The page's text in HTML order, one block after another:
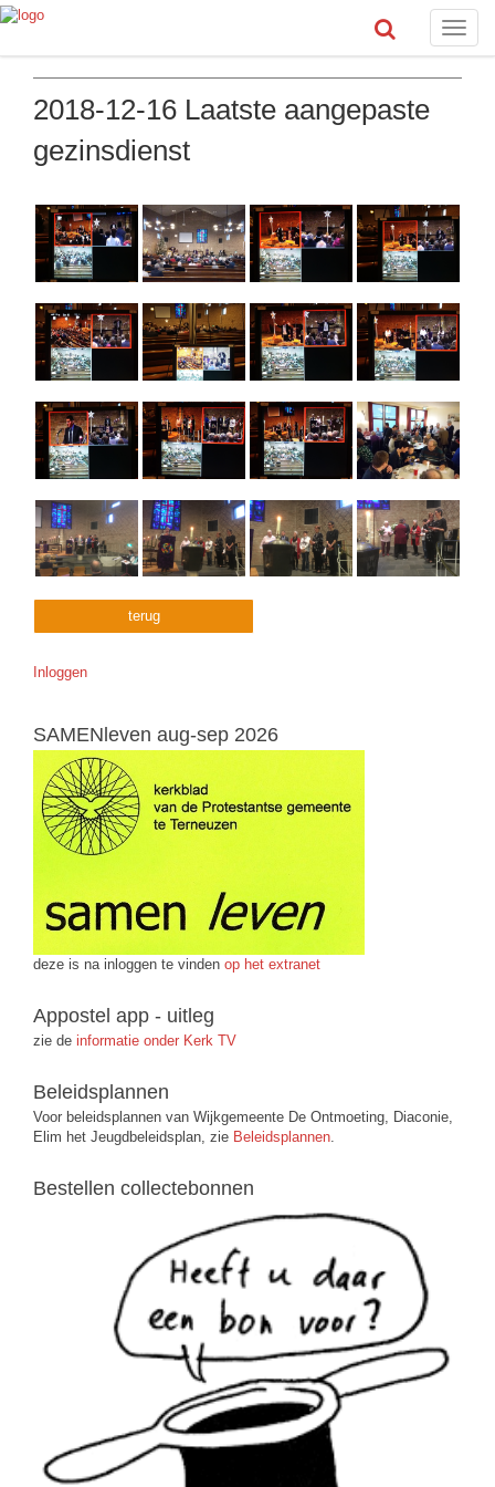
Toggle
2018-12-16 Laatste aangepaste
gezinsdienst
terug
Inloggen
SAMENleven aug-sep 2026
deze is na inloggen te vinden op het extranet
Appostel app - uitleg
zie de informatie onder Kerk TV
Beleidsplannen
Voor beleidsplannen van Wijkgemeente De Ontmoeting, Diaconie,
Elim het Jeugdbeleidsplan, zie Beleidsplannen.
Bestellen collectebonnen